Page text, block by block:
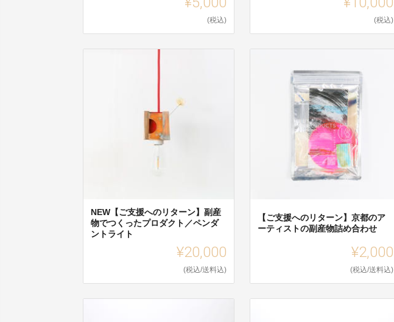
(税込) (税込)
NEW【ご支援へのリターン】副産
物でつくったプロダクト／ペンダ
ントライト
¥20,000
(税込/送料込)
【ご支援へのリターン】京都のア
ーティストの副産物詰め合わせ
¥2,000
(税込/送料込)